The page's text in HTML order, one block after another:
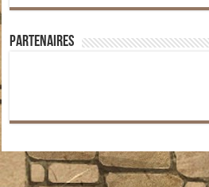
Partenaires